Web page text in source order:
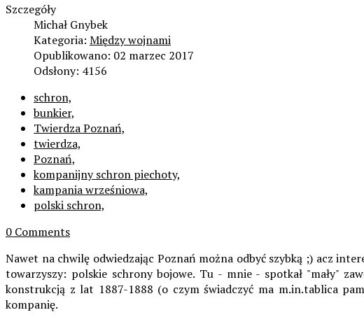
Szczegóły
Michał Gnybek
Kategoria: Między wojnami
Opublikowano: 02 marzec 2017
Odsłony: 4156
schron,
bunkier,
Twierdza Poznań,
twierdza,
Poznań,
kompanijny schron piechoty,
kampania wrześniowa,
polski schron,
0 Comments
Nawet na chwilę odwiedzając Poznań można odbyć szybką ;) acz
towarzyszy: polskie schrony bojowe. Tu - mnie - spotkał "mały"
konstrukcją z lat 1887-1888 (o czym świadczyć ma m.in.tablica
kompanię.